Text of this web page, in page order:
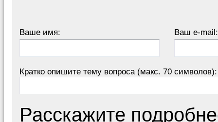
Ваше имя: Ваш e-mail:
Кратко опишите тему вопроса (макс. 70 символов):
Расскажите